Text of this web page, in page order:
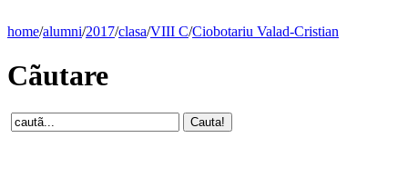
home/alumni/2017/clasa/VIII C/Ciobotariu Valad-Cristian
Cãutare